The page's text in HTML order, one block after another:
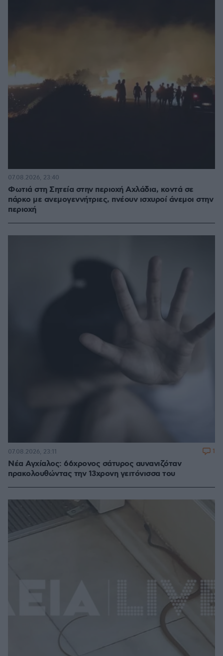
Φωτιά στη Σητεία στην περιοχή Αχλάδια, κοντά σε
πάρκο με ανεμογεννήτριες, πνέουν ισχυροί άνεμοι στην
περιοχή
07.08.2026, 23:40
Νέα Αγχίαλος: 66χρονος σάτυρος αυνανιζόταν
πρακολουθώντας την 13χρονη γειτόνισσα του
07.08.2026, 23:11 1